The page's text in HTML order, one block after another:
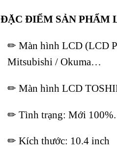
ĐẶC ĐIỂM SẢN PHẨM
✏ Màn hình LCD (LCD
Mitsubishi / Okuma…
✏ Màn hình LCD
✏ Tình trạng: Mới 100%.
✏ Kích thước: 10.4 inch